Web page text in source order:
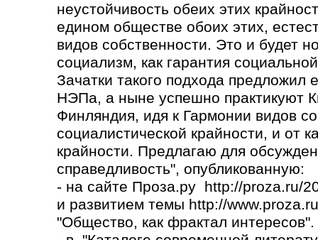
неустойчивость обеих этих
едином обществе обоих этих,
видов собственности. Это и будет
социализм, как гарантия
Зачатки такого подхода
НЭПа, а ныне успешно практикуют
Финляндия, идя к Гармонии видов
социалистической крайности, и от
крайности. Предлагаю для
справедливость", опубликованную:
- на сайте Проза.ру http://proza.ru/
и развитием темы http://
"Общество, как фрактал интересов".